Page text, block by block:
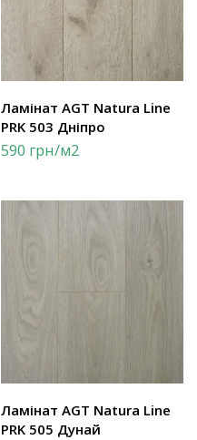
Ламінат AGT Natura Line
PRK 503 Дніпро
590 грн/м2
Ламінат AGT Natura Line
PRK 505 Дунай